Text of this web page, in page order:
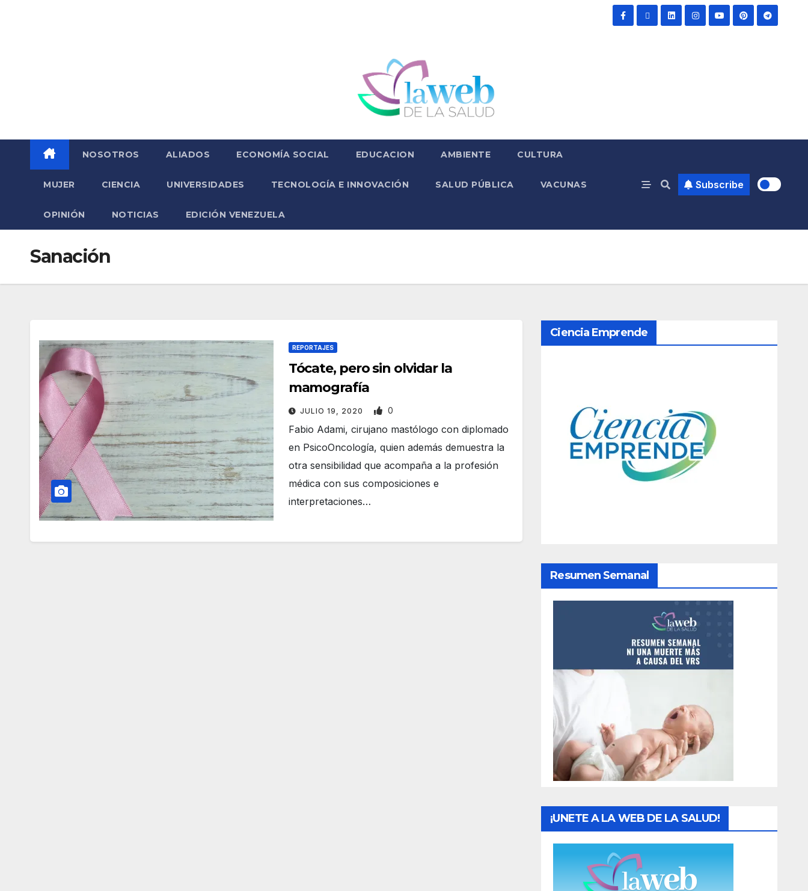
NOSOTROS ALIADOS ECONOMÍA SOCIAL EDUCACION AMBIENTE CULTURA
MUJER CIENCIA UNIVERSIDADES TECNOLOGÍA E INNOVACIÓN SALUD PÚBLICA VACUNAS
OPINIÓN NOTICIAS EDICIÓN VENEZUELA
Subscribe
Sanación
REPORTAJES
Tócate, pero sin olvidar la
mamografía
JULIO 19, 2020 0
Fabio Adami, cirujano mastólogo con diplomado
en PsicoOncología, quien además demuestra la
otra sensibilidad que acompaña a la profesión
médica con sus composiciones e
interpretaciones…
Ciencia Emprende
Resumen Semanal
¡UNETE A LA WEB DE LA SALUD!